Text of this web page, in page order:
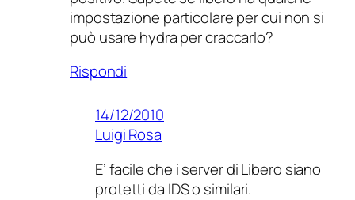
impostazione particolare per cui non si
può usare hydra per craccarlo?
Rispondi
14/12/2010
Luigi Rosa
E’ facile che i server di Libero siano
protetti da IDS o similari.